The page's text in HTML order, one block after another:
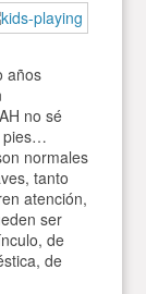
años
no sé
pies…
normales
tanto
atención,
ser
de
de